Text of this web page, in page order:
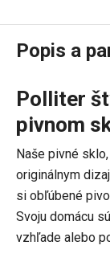
Popis a
Polliter
pivnom
Naše pivné
originálnym
si obľúbené
Svoju domácu
vzhľade alebo